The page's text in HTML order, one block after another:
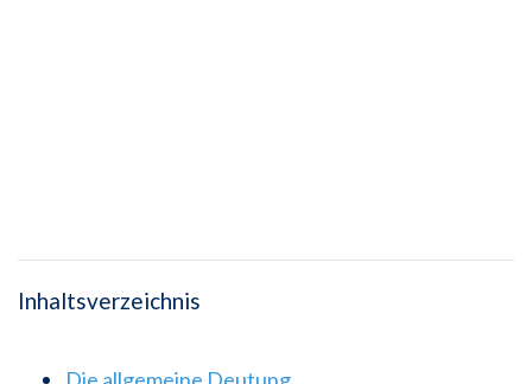
Inhaltsverzeichnis
Die allgemeine Deutung